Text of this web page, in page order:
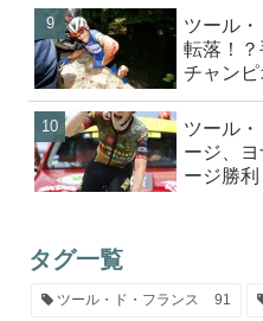
ツール
転落！
チャン
ツール
ージ、
ージ勝
タグ一覧
ツール・ド・フランス 91